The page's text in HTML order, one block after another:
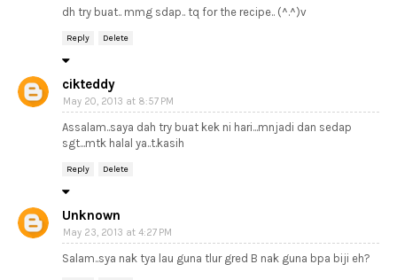
dh try buat.. mmg sdap.. tq for the recipe.. (^.^)v
Reply Delete
cikteddy
May 20, 2013 at 8:57 PM
Assalam..saya dah try buat kek ni hari...mnjadi dan sedap
sgt...mtk halal ya..t.kasih
Reply Delete
Unknown
May 23, 2013 at 4:27 PM
Salam..sya nak tya lau guna tlur gred B nak guna bpa biji eh?